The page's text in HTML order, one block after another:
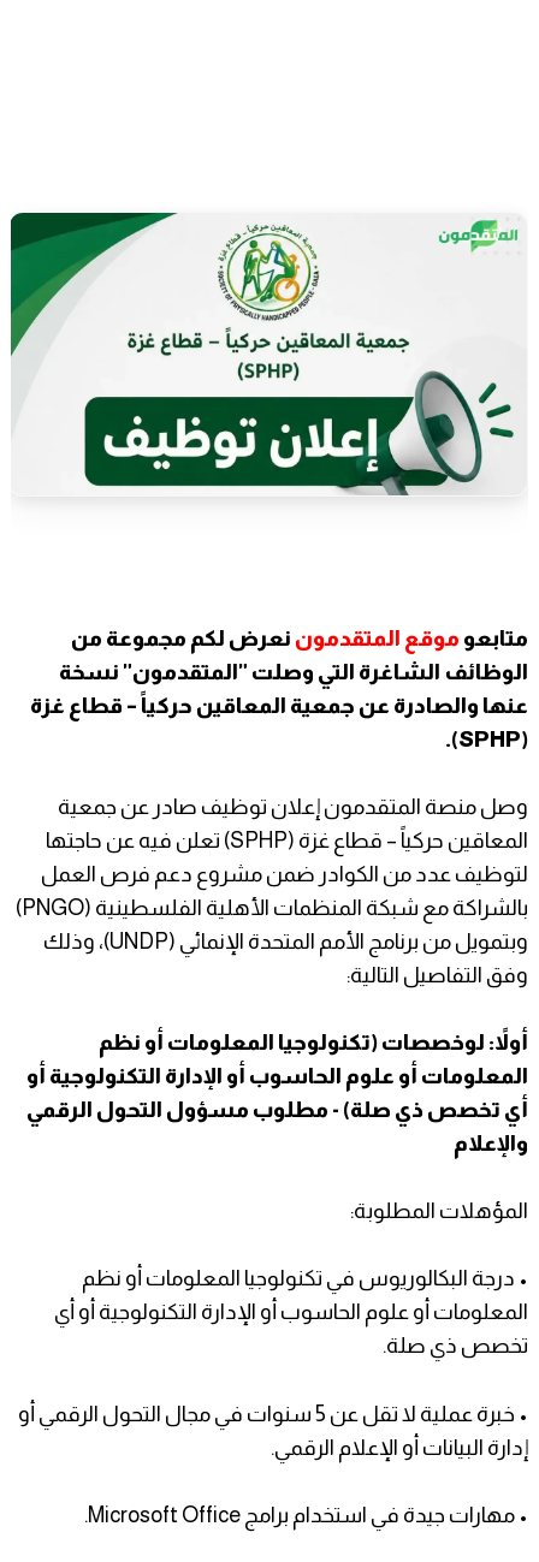
متابعو موقع المتقدمون نعرض لكم مجموعة من
الوظائف الشاغرة التي وصلت "المتقدمون" نسخة
عنها والصادرة عن جمعية المعاقين حركياً – قطاع غزة
(SPHP).
وصل منصة المتقدمون إعلان توظيف صادر عن جمعية
المعاقين حركياً – قطاع غزة (SPHP) تعلن فيه عن حاجتها
لتوظيف عدد من الكوادر ضمن مشروع دعم فرص العمل
بالشراكة مع شبكة المنظمات الأهلية الفلسطينية (PNGO)
وبتمويل من برنامج الأمم المتحدة الإنمائي (UNDP)، وذلك
وفق التفاصيل التالية:
أولاً: لوخصصات (تكنولوجيا المعلومات أو نظم
المعلومات أو علوم الحاسوب أو الإدارة التكنولوجية أو
أي تخصص ذي صلة) - مطلوب مسؤول التحول الرقمي
والإعلام
المؤهلات المطلوبة:
• درجة البكالوريوس في تكنولوجيا المعلومات أو نظم
المعلومات أو علوم الحاسوب أو الإدارة التكنولوجية أو أي
تخصص ذي صلة.
• خبرة عملية لا تقل عن 5 سنوات في مجال التحول الرقمي أو
إدارة البيانات أو الإعلام الرقمي.
• مهارات جيدة في استخدام برامج Microsoft Office.